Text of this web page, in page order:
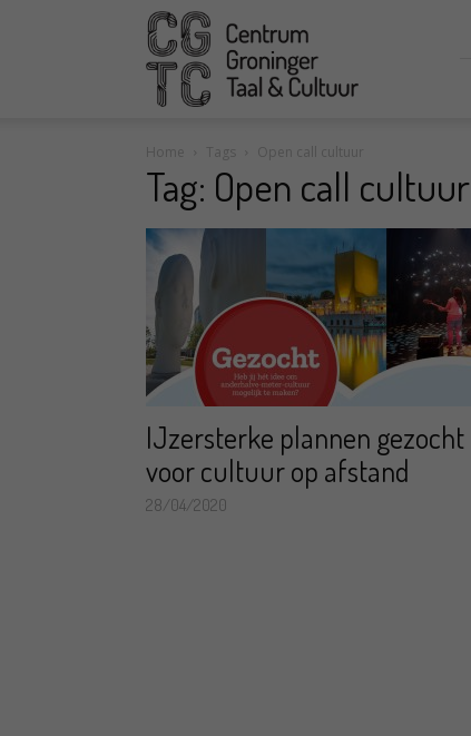
CGTC
Home Tags Open call cultuur
Tag: Open call cultuur
IJzersterke plannen gezocht
voor cultuur op afstand
28/04/2020